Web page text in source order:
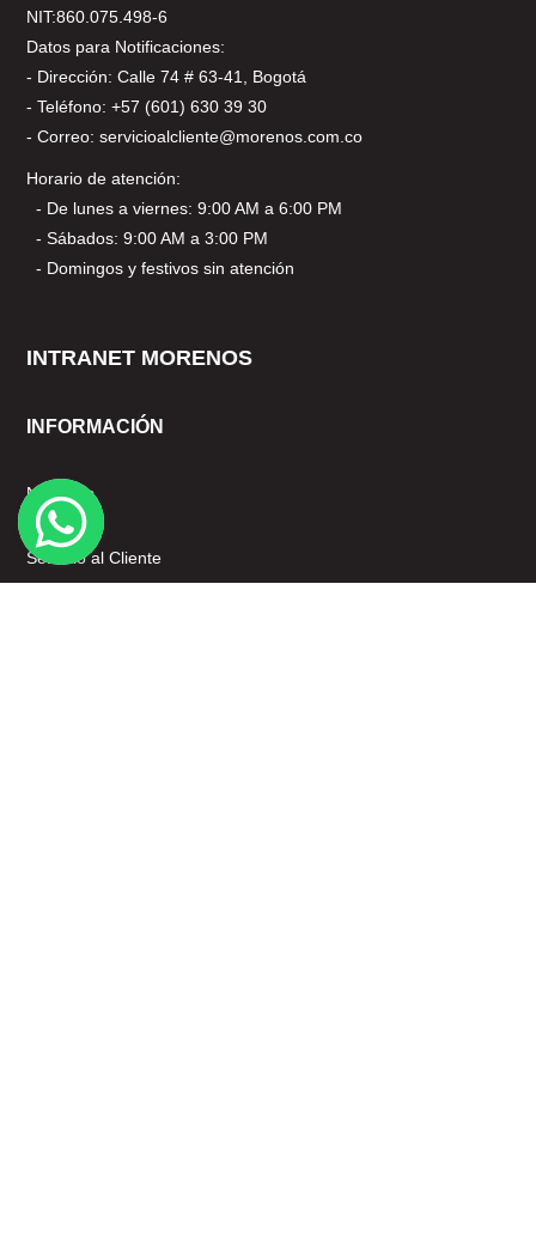
NIT:860.075.498-6
Datos para Notificaciones:
- Dirección: Calle 74 # 63-41, Bogotá
- Teléfono: +57 (601) 630 39 30
- Correo: servicioalcliente@morenos.com.co
Horario de atención:
- De lunes a viernes: 9:00 AM a 6:00 PM
- Sábados: 9:00 AM a 3:00 PM
- Domingos y festivos sin atención
INTRANET MORENOS
INFORMACIÓN
Nosotros
Mi cuenta
Servicio al Cliente